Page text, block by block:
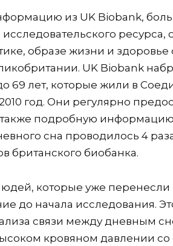
из UK Biobank,
ресурса,
образе жизни и здоровье
UK Biobank
69 лет, которые жили в
год. Они регулярно
подробную
сна проводилось 4
британского биобанка.
которые уже перенесли
до начала исследования.
связи между дневным
кровяном давлении